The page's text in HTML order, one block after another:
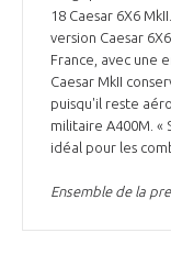
18 Caesar 6X6
version Caesar
France, avec une
Caesar MkII
puisqu'il reste
militaire A400M.
idéal pour les
Ensemble de la